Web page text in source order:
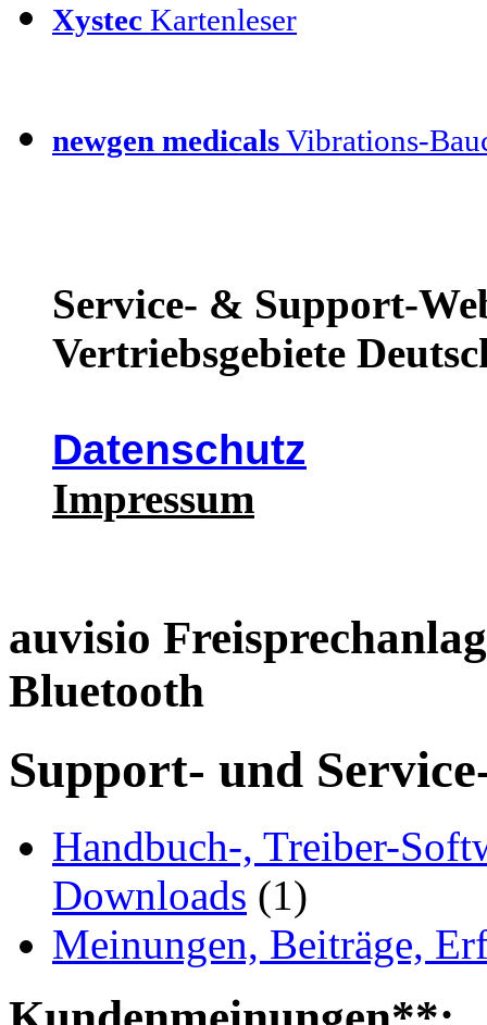
Xystec Kartenleser
newgen medicalsVibrations-
Service- & Support-
Vertriebsgebiete
Datenschutz
Impressum
auvisio
Bluetooth
Support- und
Handbuch-, Treiber-
Downloads (1)
Meinungen, Beiträge,